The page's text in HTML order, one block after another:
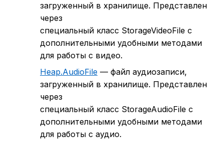
загруженный в хранилище. Представлен
через
специальный класс StorageVideoFile с
дополнительными удобными методами
для работы с видео.
Heap.AudioFile — файл аудиозаписи,
загруженный в хранилище. Представлен
через
специальный класс StorageAudioFile с
дополнительными удобными методами
для работы с аудио.